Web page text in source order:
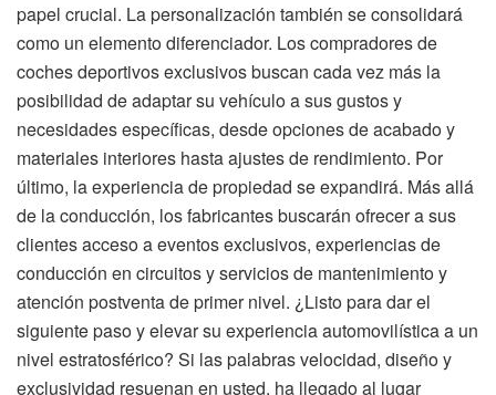
papel crucial. La personalización también se consolidará
como un elemento diferenciador. Los compradores de
coches deportivos exclusivos buscan cada vez más la
posibilidad de adaptar su vehículo a sus gustos y
necesidades específicas, desde opciones de acabado y
materiales interiores hasta ajustes de rendimiento. Por
último, la experiencia de propiedad se expandirá. Más allá
de la conducción, los fabricantes buscarán ofrecer a sus
clientes acceso a eventos exclusivos, experiencias de
conducción en circuitos y servicios de mantenimiento y
atención postventa de primer nivel. ¿Listo para dar el
siguiente paso y elevar su experiencia automovilística a un
nivel estratosférico? Si las palabras velocidad, diseño y
exclusividad resuenan en usted, ha llegado al lugar